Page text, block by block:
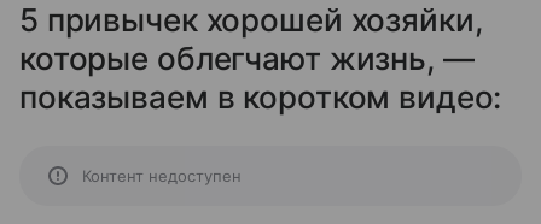
5 привычек хорошей хозяйки,
которые облегчают жизнь, —
показываем в коротком видео:
Контент недоступен